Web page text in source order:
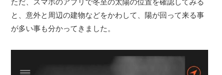
と、意外と周辺の建物などをかわして、陽が回って来る事
が多い事も分かってきました。